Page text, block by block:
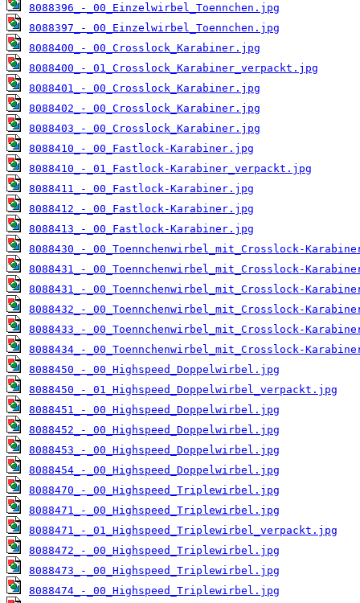
8088396_-_00_Einzelwirbel_Toennchen.jpg
8088397_-_00_Einzelwirbel_Toennchen.jpg
8088400_-_00_Crosslock_Karabiner.jpg
8088400_-_01_Crosslock_Karabiner_verpackt.jpg
8088401_-_00_Crosslock_Karabiner.jpg
8088402_-_00_Crosslock_Karabiner.jpg
8088403_-_00_Crosslock_Karabiner.jpg
8088410_-_00_Fastlock-Karabiner.jpg
8088410_-_01_Fastlock-Karabiner_verpackt.jpg
8088411_-_00_Fastlock-Karabiner.jpg
8088412_-_00_Fastlock-Karabiner.jpg
8088413_-_00_Fastlock-Karabiner.jpg
8088430_-_00_Toennchenwirbel_mit_Crosslock-
8088431_-_00_Toennchenwirbel_mit_Crosslock-
8088431_-_00_Toennchenwirbel_mit_Crosslock-
8088432_-_00_Toennchenwirbel_mit_Crosslock-
8088433_-_00_Toennchenwirbel_mit_Crosslock-
8088434_-_00_Toennchenwirbel_mit_Crosslock-
8088450_-_00_Highspeed_Doppelwirbel.jpg
8088450_-_01_Highspeed_Doppelwirbel_verpackt.jpg
8088451_-_00_Highspeed_Doppelwirbel.jpg
8088452_-_00_Highspeed_Doppelwirbel.jpg
8088453_-_00_Highspeed_Doppelwirbel.jpg
8088454_-_00_Highspeed_Doppelwirbel.jpg
8088470_-_00_Highspeed_Triplewirbel.jpg
8088471_-_00_Highspeed_Triplewirbel.jpg
8088471_-_01_Highspeed_Triplewirbel_verpackt.jpg
8088472_-_00_Highspeed_Triplewirbel.jpg
8088473_-_00_Highspeed_Triplewirbel.jpg
8088474_-_00_Highspeed_Triplewirbel.jpg